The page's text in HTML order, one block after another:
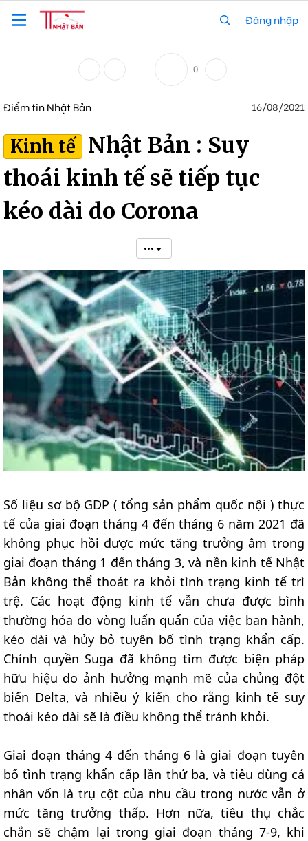
Đăng nhập
0
Điểm tin Nhật Bản 16/08/2021
Kinh tế
Nhật Bản : Suy
thoái kinh tế sẽ tiếp tục
kéo dài do Corona
•••
Số liệu sơ bộ GDP ( tổng sản phẩm quốc nội ) thực
tế của giai đoạn tháng 4 đến tháng 6 năm 2021 đã
không phục hồi được mức tăng trưởng âm trong
giai đoạn tháng 1 đến tháng 3, và nền kinh tế Nhật
Bản không thể thoát ra khỏi tình trạng kinh tế trì
trệ. Các hoạt động kinh tế vẫn chưa được bình
thường hóa do vòng luẩn quẩn của việc ban hành,
kéo dài và hủy bỏ tuyên bố tình trạng khẩn cấp.
Chính quyền Suga đã không tìm được biện pháp
hữu hiệu do ảnh hưởng mạnh mẽ của chủng đột
biến Delta, và nhiều ý kiến cho rằng kinh tế suy
thoái kéo dài sẽ là điều không thể tránh khỏi.
Giai đoạn tháng 4 đến tháng 6 là giai đoạn tuyên
bố tình trạng khẩn cấp lần thứ ba, và tiêu dùng cá
nhân vốn là trụ cột của nhu cầu trong nước vẫn ở
mức tăng trưởng thấp. Hơn nữa, tiêu thụ chắc
chắn sẽ chậm lại trong giai đoạn tháng 7-9, khi